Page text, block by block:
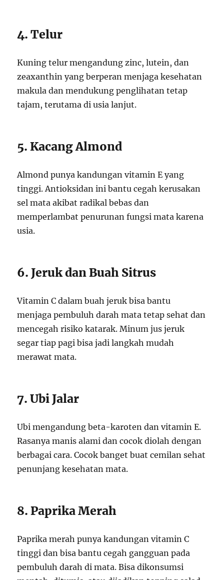
4. Telur
Kuning telur mengandung zinc, lutein, dan
zeaxanthin yang berperan menjaga kesehatan
makula dan mendukung penglihatan tetap
tajam, terutama di usia lanjut.
5. Kacang Almond
Almond punya kandungan vitamin E yang
tinggi. Antioksidan ini bantu cegah kerusakan
sel mata akibat radikal bebas dan
memperlambat penurunan fungsi mata karena
usia.
6. Jeruk dan Buah Sitrus
Vitamin C dalam buah jeruk bisa bantu
menjaga pembuluh darah mata tetap sehat dan
mencegah risiko katarak. Minum jus jeruk
segar tiap pagi bisa jadi langkah mudah
merawat mata.
7. Ubi Jalar
Ubi mengandung beta-karoten dan vitamin E.
Rasanya manis alami dan cocok diolah dengan
berbagai cara. Cocok banget buat cemilan sehat
penunjang kesehatan mata.
8. Paprika Merah
Paprika merah punya kandungan vitamin C
tinggi dan bisa bantu cegah gangguan pada
pembuluh darah di mata. Bisa dikonsumsi